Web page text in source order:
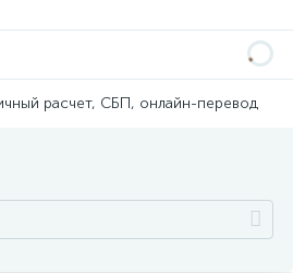
расчет, СБП, онлайн-перевод